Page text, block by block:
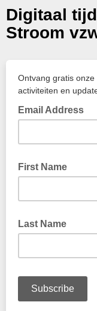
Digitaal
Stroom
Ontvang gratis
activiteiten en
Email Address
First Name
Last Name